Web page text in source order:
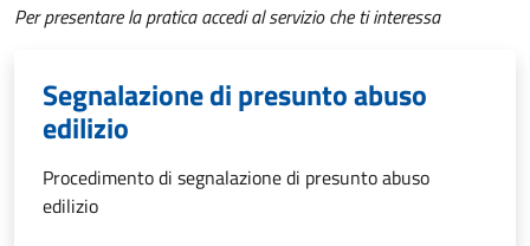
Per presentare la pratica accedi al servizio che ti interessa
Segnalazione di presunto abuso
edilizio
Procedimento di segnalazione di presunto abuso
edilizio